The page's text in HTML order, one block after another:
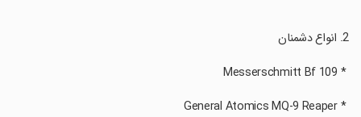
‏ * Messerschmitt Bf 109
‏ * General Atomics MQ-9 Reaper